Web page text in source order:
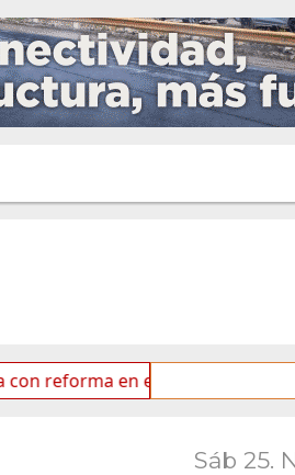
en el Senado Ideas de
Sáb 25.